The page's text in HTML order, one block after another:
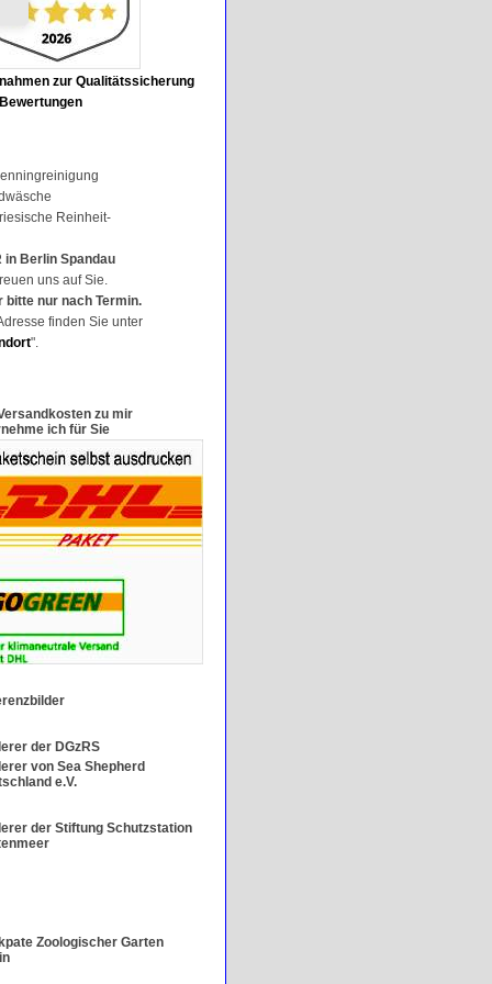
zur Qualitätssicherung
Reinheit-
in Berlin Spandau
uns auf Sie.
bitte nur nach Termin.
finden Sie unter
".
zu mir
ich für Sie
der DGzRS
von Sea Shepherd
e.V.
der Stiftung Schutzstation
Zoologischer Garten